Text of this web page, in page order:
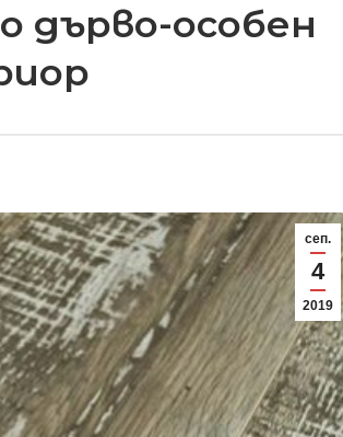
дърво-особен
сеп.
4
2019